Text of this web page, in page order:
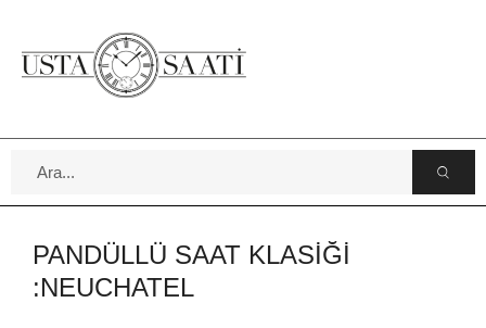
PANDÜLLÜ SAAT KLASİĞİ
:NEUCHATEL